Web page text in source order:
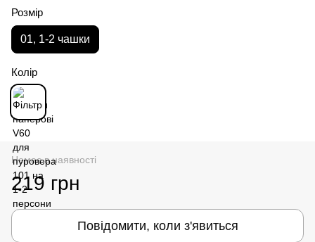
Розмір
01, 1-2 чашки
Колір
Немає в наявності
219 грн
Повідомити, коли з'явиться